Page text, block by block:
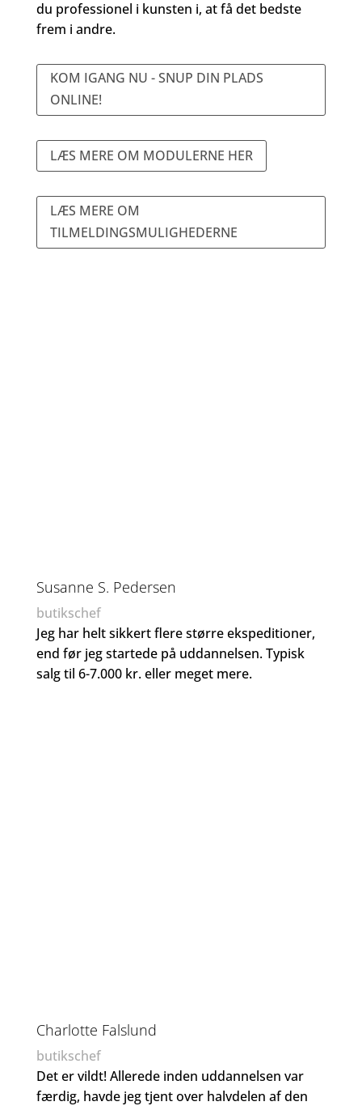
du professionel i kunsten i, at få det bedste
frem i andre.
KOM IGANG NU - SNUP DIN PLADS
ONLINE!
LÆS MERE OM MODULERNE HER
LÆS MERE OM
TILMELDINGSMULIGHEDERNE
Susanne S. Pedersen
butikschef
Jeg har helt sikkert flere større ekspeditioner,
end før jeg startede på uddannelsen. Typisk
salg til 6-7.000 kr. eller meget mere.
Charlotte Falslund
butikschef
Det er vildt! Allerede inden uddannelsen var
færdig, havde jeg tjent over halvdelen af den